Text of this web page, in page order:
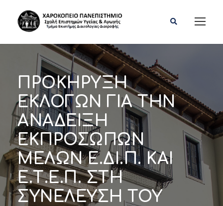
ΠΡΟΚΗΡΥΞΗ
ΕΚΛΟΓΩΝ ΓΙΑ ΤΗΝ
ΑΝΑΔΕΙΞΗ
ΕΚΠΡΟΣΩΠΩΝ
ΜΕΛΩΝ Ε.ΔΙ.Π. ΚΑΙ
Ε.Τ.Ε.Π. ΣΤΗ
ΣΥΝΕΛΕΥΣΗ ΤΟΥ